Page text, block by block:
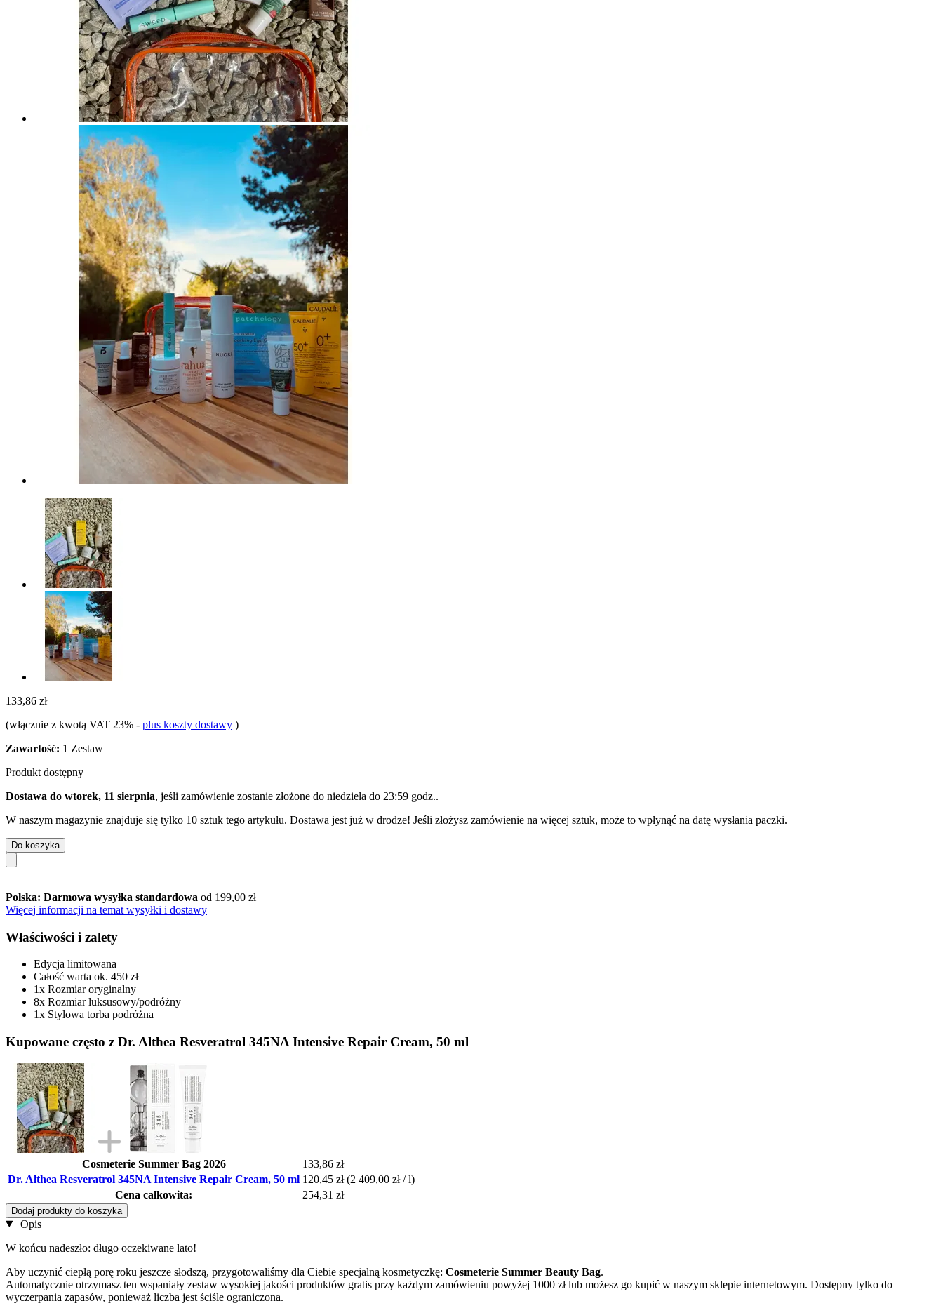
133,86 zł
(włącznie z kwotą VAT 23% - plus koszty dostawy )
Zawartość: 1 Zestaw
Produkt dostępny
Dostawa do wtorek, 11 sierpnia, jeśli zamówienie zostanie złożone do niedziela do 23:59 godz..
W naszym magazynie znajduje się tylko 10 sztuk tego artykułu. Dostawa jest już w drodze! Jeśli złożysz zamówienie na więcej sztuk, może to wpłynąć na datę wysłania paczki.
Do koszyka
Polska: Darmowa wysyłka standardowa od 199,00 zł
Więcej informacji na temat wysyłki i dostawy
Właściwości i zalety
Edycja limitowana
Całość warta ok. 450 zł
1x Rozmiar oryginalny
8x Rozmiar luksusowy/podróżny
1x Stylowa torba podróżna
Kupowane często z Dr. Althea Resveratrol 345NA Intensive Repair Cream, 50 ml
Cosmeterie Summer Bag 2026
133,86 zł
Dr. Althea Resveratrol 345NA Intensive Repair Cream, 50 ml 120,45 zł (2 409,00 zł / l)
Cena całkowita:
254,31 zł
Dodaj produkty do koszyka
Opis
W końcu nadeszło: długo oczekiwane lato!
Aby uczynić ciepłą porę roku jeszcze słodszą, przygotowaliśmy dla Ciebie specjalną kosmetyczkę: Cosmeterie Summer Beauty Bag.
Automatycznie otrzymasz ten wspaniały zestaw wysokiej jakości produktów gratis przy każdym zamówieniu powyżej 1000 zł lub możesz go kupić w naszym sklepie internetowym. Dostępny tylko do
wyczerpania zapasów, ponieważ liczba jest ściśle ograniczona.